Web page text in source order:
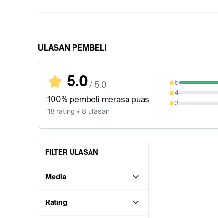
ULASAN PEMBELI
5.0 / 5.0
100% pembeli merasa puas
18 rating • 8 ulasan
5
100%
4
0%
3
0%
FILTER ULASAN
Media
Rating